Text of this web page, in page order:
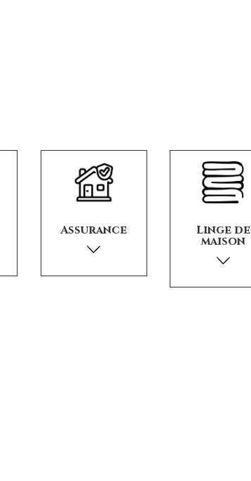
Assurance Linge de
maison